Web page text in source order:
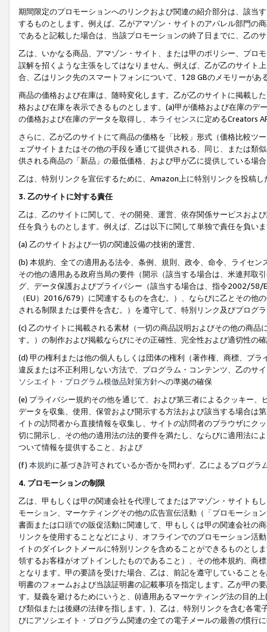
期間限定のプロモーションへのリンクおよび関連の紹介部分は、該当
するものとします。例えば、乙がアマゾン・サイトのアパレル部門の
であると記載した場合は、当該プロモーションの終了日までに、乙の
乙は、いかなる商品、アマゾン・サイト、または甲のポリシー、プロ
誤解を招くような主張をしてはなりません。例えば、乙が乙のサイト
合、乙はリンク先のスマートフォンについて、128 GBのメモリーがあ
商品の価格および在庫は、随時変化します。乙が乙のサイトに掲載し
格および在庫を表示できるものとします。(a)甲が価格および在庫の
の価格および在庫のデータを取得し、 本ライセンスに定めるCreators
さらに、乙が乙のサイトにて商品の価格を「比較」形式（価格比較ツ
ェブサイトまたはその他の手段を通じて提供される、同じ、または類
供される商品の「新品」の最低価格、および甲が乙に提供している場
乙は、特別リンクを宣伝するために、Amazon上に特別リンクを投稿
3. 乙のサイトに対する責任
乙は、乙のサイトに関して、その開発、運営、依存関係サービスおよ
任を負うものとします。例えば、乙は以下に関して単独で責任を負い
(a) 乙のサイトおよび一切の関連設備の技術的運営、
(b) 本規約、全ての適用ある法令、条例、規則、政令、命令、ライセ
その他の適用ある政府当局の要件（開示（該当する場合は、米連邦取
グ、データ保護およびプライバシー（該当する場合は、指令2002/58/
（EU）2016/679）に関連するものを含む。）、ならびに乙とその他
される制限または要件を含む。）を遵守して、特別リンク及びプログ
(c) 乙のサイトに掲載される素材（一切の商品説明およびその他の商
す。）の制作および掲載ならびにその正確性、完全性および適切性の
(d) 甲の権利または他の個人もしくは団体の権利（著作権、商標、プ
違反または不正利用しない方法で、プログラム・コンテンツ、乙のサ
ソシエイト・プログラム模倣品対策方針への準拠の確保
(e) プライバシー規約その他を通じて、および第三者によるクッキー
データを収集、使用、保管および開示する方法および該当する場合は
イトの訪問者から直接情報を収集し、サイトの訪問者のブラウザにク
切に開示し、その他の適用法の法的要件を満たし、ならびに適用法に
ついて情報を提供すること、および
(f) 本規約に基づき許可されているか否かを問わず、乙によるプログ
4. プロモーションの制限
乙は、甲もしくは甲の関連会社を代理してまたはアマゾン・サイトも
モーション、マーケティングその他の広告宣伝活動（「プロモーショ
書面または口頭での販促活動に関連して、甲もしくは甲の関連会社の
リンクを使用することなどにより、オフラインでのプロモーション活
イトのダイレクトメールに特別リンクを含めることができるものとし
領するお客様がオプトインしたものであること）、その他本規約、商
となります。甲の要請を受けた場合、乙は、前記を遵守していること
明書のフォームおよび当該証明書の記載事項を指定します。乙が甲の
す。疑義を避けるためにいうと、(i)適用あるマーケティング法の目的
び類似または後継の法律を指します。)、乙は、特別リンクを含む各
びにアソシエイト・プログラム関連の全ての電子メールの最善の慣行